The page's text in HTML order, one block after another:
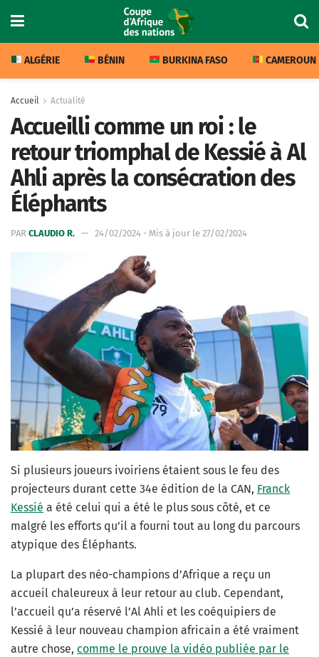
ALGÉRIE BÉNIN BURKINA FASO CAMEROUN
Accueil Actualité
Accueilli comme un roi : le
retour triomphal de Kessié à Al
Ahli après la consécration des
Éléphants
PAR CLAUDIO R. 24/02/2024 - Mis à jour le 27/02/2024
Si plusieurs joueurs ivoiriens étaient sous le feu des
projecteurs durant cette 34e édition de la CAN, Franck
Kessié a été celui qui a été le plus sous côté, et ce
malgré les efforts qu’il a fourni tout au long du parcours
atypique des Éléphants.
La plupart des néo-champions d’Afrique a reçu un
accueil chaleureux à leur retour au club. Cependant,
l’accueil qu’a réservé l’Al Ahli et les coéquipiers de
Kessié à leur nouveau champion africain a été vraiment
autre chose, comme le prouve la vidéo publiée par le